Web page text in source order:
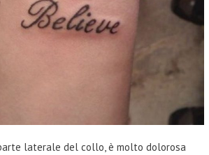
laterale del collo, è molto dolorosa